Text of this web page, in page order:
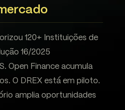
120+ Instituições de
16/2025
Open Finance acumula
O DREX está em piloto.
amplia oportunidades